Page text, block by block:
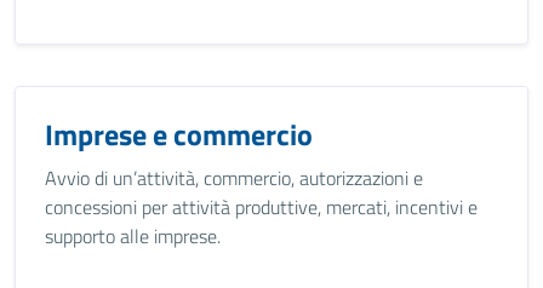
Imprese e commercio
Avvio di un’attività, commercio, autorizzazioni e
concessioni per attività produttive, mercati, incentivi e
supporto alle imprese.